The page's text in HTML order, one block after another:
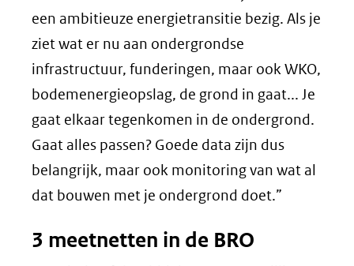
een ambitieuze energietransitie bezig. Als je
ziet wat er nu aan ondergrondse
infrastructuur, funderingen, maar ook WKO,
bodemenergieopslag, de grond in gaat... Je
gaat elkaar tegenkomen in de ondergrond.
Gaat alles passen? Goede data zijn dus
belangrijk, maar ook monitoring van wat al
dat bouwen met je ondergrond doet.”
3 meetnetten in de BRO